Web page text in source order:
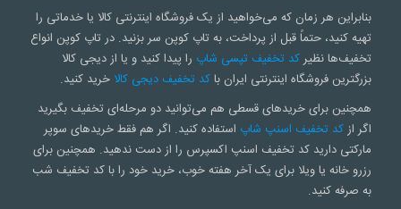
بنابراین هر زمان که می‌خواهید از یک فروشگاه اینترنتی کالا یا خدماتی را
تهیه کنید، حتماً قبل از پرداخت، به تاپ کوپن سر بزنید. در تاپ کوپن انواع
تخفیف‌ها نظیرکد تخفیف تپسی شاپ را پیدا کنید و یا از دیجی کالا
بزرگترین فروشگاه اینترنتی ایران باکد تخفیف دیجی کالا خرید کنید.
همچنین برای خریدهای قسطی هم می‌توانید دو مرحله‌ای تخفیف بگیرید
اگر ازکد تخفیف اسنپ شاپ استفاده کنید. اگر هم فقط خریدهای سوپر
مارکتی دارید کد تخفیف اسنپ اکسپرس را از دست ندهید. همچنین برای
رزرو خانه یا ویلا برای یک آخر هفته خوب، خرید خود را با کد تخفیف شب
به صرفه کنید.